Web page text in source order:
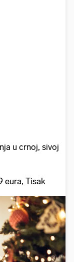
u crnoj, sivoj
eura, Tisak